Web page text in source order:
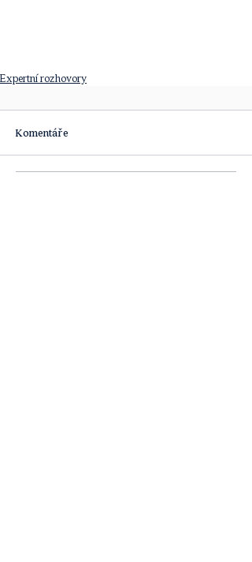
Expertní rozhovory
Komentáře